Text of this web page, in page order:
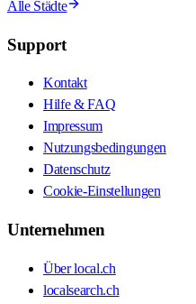
Alle Städte
Support
Kontakt
Hilfe & FAQ
Impressum
Nutzungsbedingungen
Datenschutz
Cookie-Einstellungen
Unternehmen
Über local.ch
localsearch.ch